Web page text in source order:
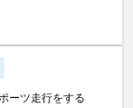
ーツ走行をする